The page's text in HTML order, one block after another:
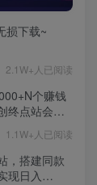
损下载~
2.1W+人已阅读
个赚钱
终点站会
1.1W+人已阅读
，搭建同款
现日入